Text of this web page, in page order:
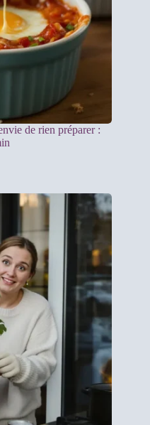
de rien préparer :